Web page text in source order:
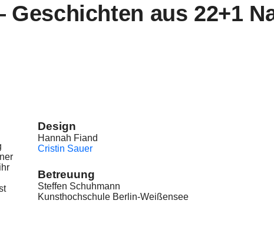
aus 22+1
Design
Hannah Fiand
Cristin Sauer
Betreuung
Steffen Schuhmann
Kunsthochschule Berlin-Weißensee